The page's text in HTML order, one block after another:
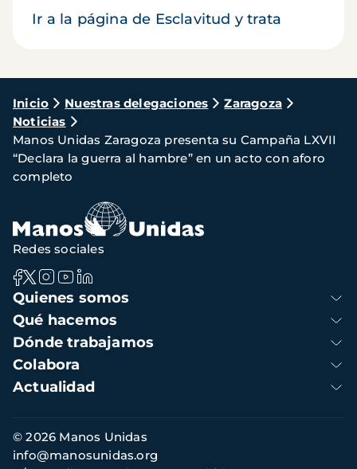
Ir a la página de Esclavitud y trata
Ruta
de
navegación
Inicio Nuestras delegaciones
Zaragoza
Noticias
Manos Unidas Zaragoza presenta su Campaña LXVII
“Declara la guerra al hambre” en un acto con aforo
completo
Navegación
principal
Quienes somos
Qué hacemos
Dónde trabajamos
Colabora
Actualidad
Redes sociales
Información
de
contacto
© 2026 Manos Unidas
info@manosunidas.org